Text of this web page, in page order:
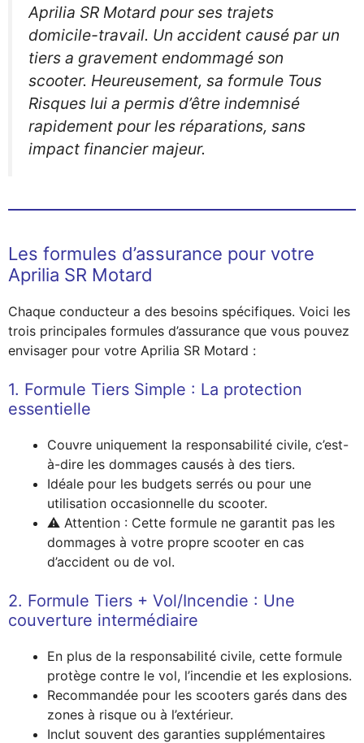
Aprilia SR Motard pour ses trajets
domicile-travail. Un accident causé par un
tiers a gravement endommagé son
scooter. Heureusement, sa formule Tous
Risques lui a permis d’être indemnisé
rapidement pour les réparations, sans
impact financier majeur.
Les formules d’assurance pour votre
Aprilia SR Motard
Chaque conducteur a des besoins spécifiques. Voici les
trois principales formules d’assurance que vous pouvez
envisager pour votre Aprilia SR Motard :
1. Formule Tiers Simple : La protection
essentielle
Couvre uniquement la responsabilité civile, c’est-
à-dire les dommages causés à des tiers.
Idéale pour les budgets serrés ou pour une
utilisation occasionnelle du scooter.
⚠️ Attention : Cette formule ne garantit pas les
dommages à votre propre scooter en cas
d’accident ou de vol.
2. Formule Tiers + Vol/Incendie : Une
couverture intermédiaire
En plus de la responsabilité civile, cette formule
protège contre le vol, l’incendie et les explosions.
Recommandée pour les scooters garés dans des
zones à risque ou à l’extérieur.
Inclut souvent des garanties supplémentaires